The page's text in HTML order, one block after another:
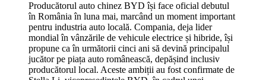
Producătorul auto chinez BYD își face oficial debutul
în România în luna mai, marcând un moment important
pentru industria auto locală. Compania, deja lider
mondial în vânzările de vehicule electrice și hibride, își
propune ca în următorii cinci ani să devină principalul
jucător pe piața auto românească, depășind inclusiv
producătorul local. Aceste ambiții au fost confirmate de